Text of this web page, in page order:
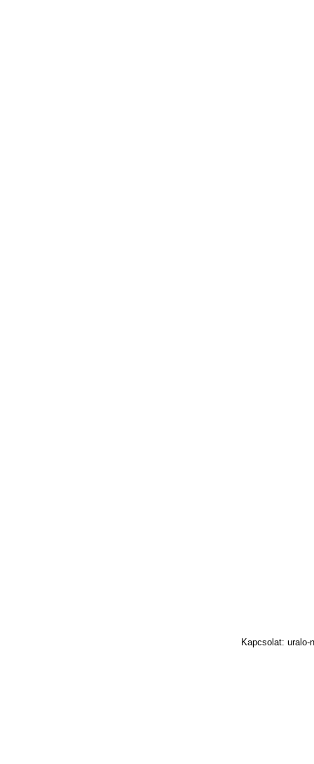
Kapcsolat: uralo-